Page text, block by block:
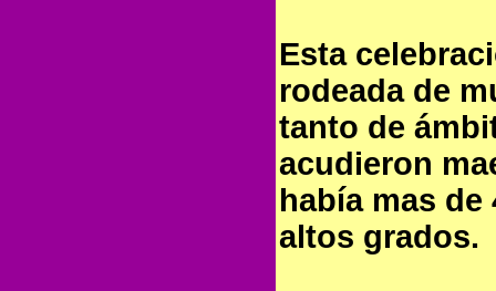
Esta
rodeada de
tanto de
acudieron
había mas de
altos grados.